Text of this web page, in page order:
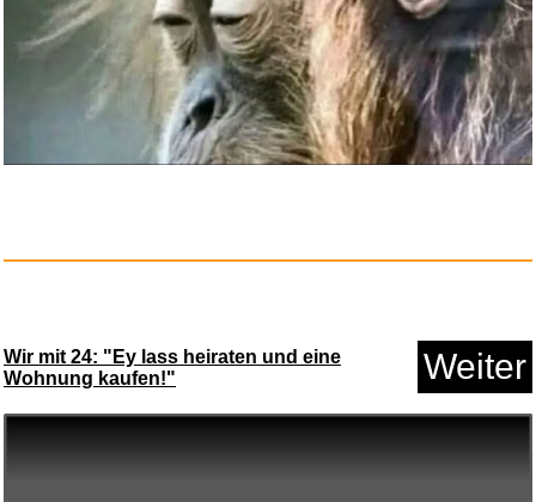
Nur Die 2er Schuhsöckchen...
Anzeige
Wir mit 24: "Ey lass heiraten und eine
Wohnung kaufen!"
Weiter